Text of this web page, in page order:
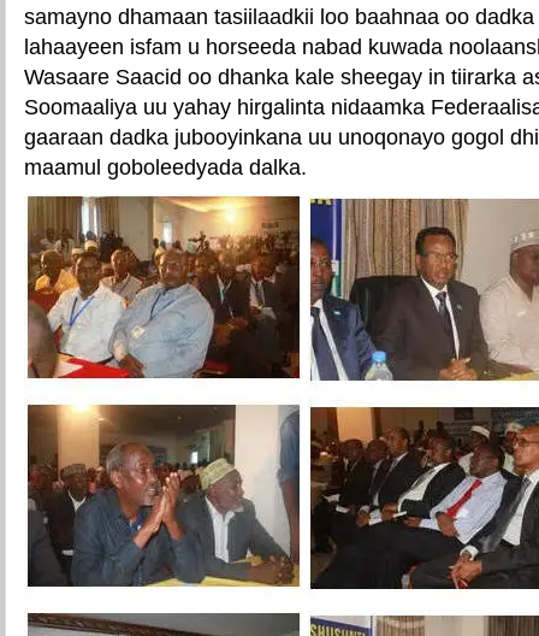
samayno dhamaan tasiilaadkii loo baahnaa oo
lahaayeen isfam u horseeda nabad kuwada
Wasaare Saacid oo dhanka kale sheegay in tiirarka
Soomaaliya uu yahay hirgalinta nidaamka
gaaraan dadka jubooyinkana uu unoqonayo gogol
maamul goboleedyada dalka.